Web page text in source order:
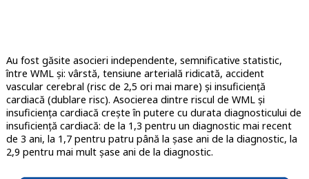
Au fost găsite asocieri independente, semnificative statistic,
între WML și: vârstă, tensiune arterială ridicată, accident
vascular cerebral (risc de 2,5 ori mai mare) și insuficiență
cardiacă (dublare risc). Asocierea dintre riscul de WML și
insuficiența cardiacă crește în putere cu durata diagnosticului de
insuficiență cardiacă: de la 1,3 pentru un diagnostic mai recent
de 3 ani, la 1,7 pentru patru până la șase ani de la diagnostic, la
2,9 pentru mai mult șase ani de la diagnostic.